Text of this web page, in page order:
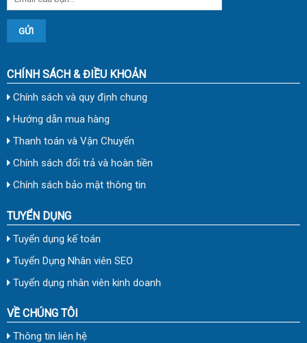
CHÍNH SÁCH & ĐIỀU KHOẢN
Chính sách và quy định chung
Hướng dẫn mua hàng
Thanh toán và Vận Chuyển
Chính sách đổi trả và hoàn tiền
Chính sách bảo mật thông tin
TUYỂN DỤNG
Tuyển dụng kế toán
Tuyển Dụng Nhân viên SEO
Tuyển dụng nhân viên kinh doanh
VỀ CHÚNG TÔI
Thông tin liên hệ